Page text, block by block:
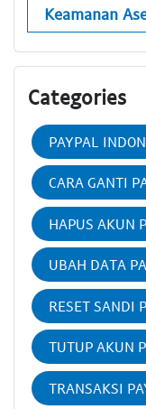
Keamanan
Categories
PAYPAL
CARA GANTI
HAPUS AKUN
UBAH DATA
RESET SANDI
TUTUP AKUN
TRANSAKSI